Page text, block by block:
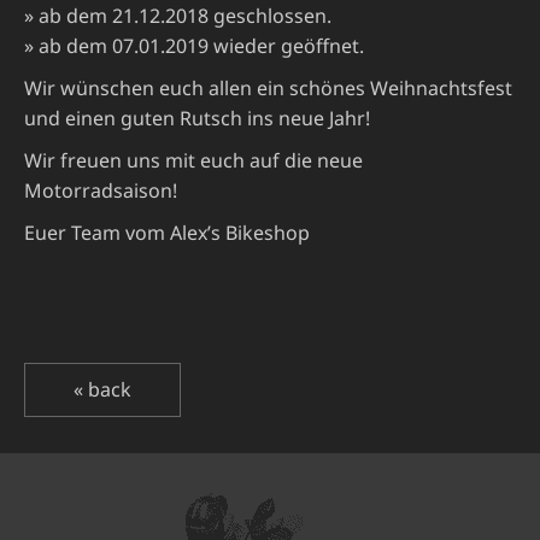
» ab dem 21.12.2018 geschlossen.
» ab dem 07.01.2019 wieder geöffnet.
Wir wünschen euch allen ein schönes Weihnachtsfest
und einen guten Rutsch ins neue Jahr!
Wir freuen uns mit euch auf die neue
Motorradsaison!
Euer Team vom Alex’s Bikeshop
« back